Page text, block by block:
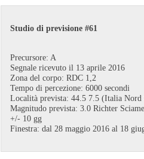
Studio di previsione #61
Precursore: A
Segnale ricevuto il 13 aprile 2016
Zona del corpo: RDC 1,2
Tempo di percezione: 6000 secondi
Località prevista: 44.5 7.5 (Italia Nord
Magnitudo prevista: 3.0 Richter
+/- 10 gg
Finestra: dal 28 maggio 2016 al 18